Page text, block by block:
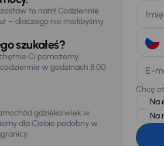
to nam! Codziennie
– dlaczego nie mielibyśmy
szukałeś?
Ci pomożemy.
w godzinach 8:00
gdziekolwiek w
dla Ciebie podobny w
E-
Chcę
Na
Na